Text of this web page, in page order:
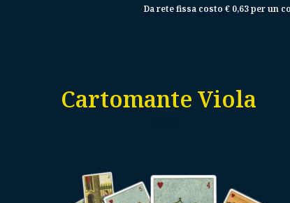
Da rete fissa costo € 0,63 per un
Cartomante Viola